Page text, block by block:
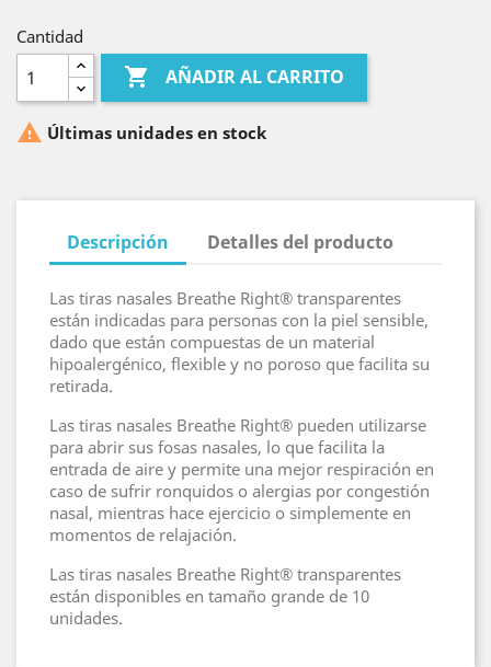
Cantidad
 AÑADIR AL CARRITO
 Últimas unidades en stock
Descripción Detalles del producto
Las tiras nasales Breathe Right® transparentes
están indicadas para personas con la piel sensible,
dado que están compuestas de un material
hipoalergénico, flexible y no poroso que facilita su
retirada.
Las tiras nasales Breathe Right® pueden utilizarse
para abrir sus fosas nasales, lo que facilita la
entrada de aire y permite una mejor respiración en
caso de sufrir ronquidos o alergias por congestión
nasal, mientras hace ejercicio o simplemente en
momentos de relajación.
Las tiras nasales Breathe Right® transparentes
están disponibles en tamaño grande de 10
unidades.